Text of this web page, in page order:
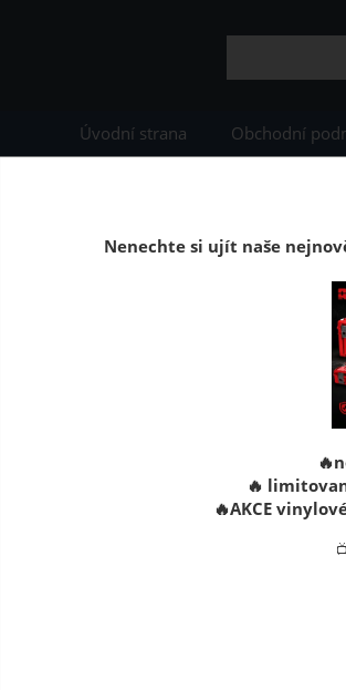
Úvodní strana Obchodní
Podložka pod plovoucí podlahy
Nenechte si ujít naše
🔥
🔥AKCE